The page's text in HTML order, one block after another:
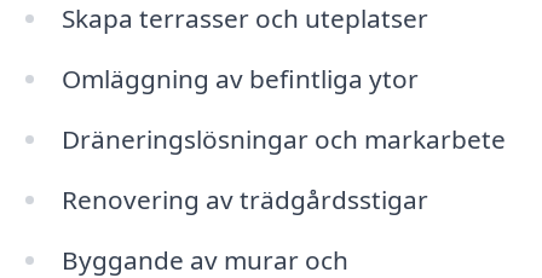
Skapa terrasser och uteplatser
Omläggning av befintliga ytor
Dräneringslösningar och markarbete
Renovering av trädgårdsstigar
Byggande av murar och